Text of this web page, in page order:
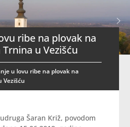
ribe na plovak na
u Vezišću
u lovu ribe na plovak na
Vezišću
Šaran Križ, povodom